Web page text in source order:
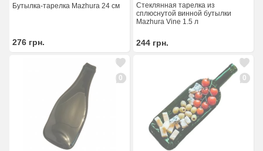
Бутылка-тарелка Mazhura 24 см
276 грн.
Стеклянная тарелка из
сплюснутой винной бутылки
Mazhura Vine 1.5 л
244 грн.
0 0